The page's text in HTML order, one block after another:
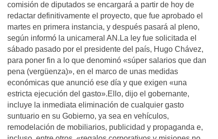
comisión de diputados se encargará a partir de hoy de
redactar definitivamente el proyecto, que fue aprobado el
martes en primera instancia, y después pasará al pleno,
según informó la unicameral AN.La ley fue solicitada el
sábado pasado por el presidente del paí­s, Hugo Chávez,
para poner fin a lo que denominó «súper salarios que dan
pena (vergüenza)», en el marco de unas medidas
económicas que anunció ese dí­a y que exigen «una
estricta ejecución del gasto».Ello, dijo el gobernante,
incluye la inmediata eliminación de cualquier gasto
suntuario en su Gobierno, ya sea en vehí­culos,
remodelación de mobiliarios, publicidad y propaganda e,